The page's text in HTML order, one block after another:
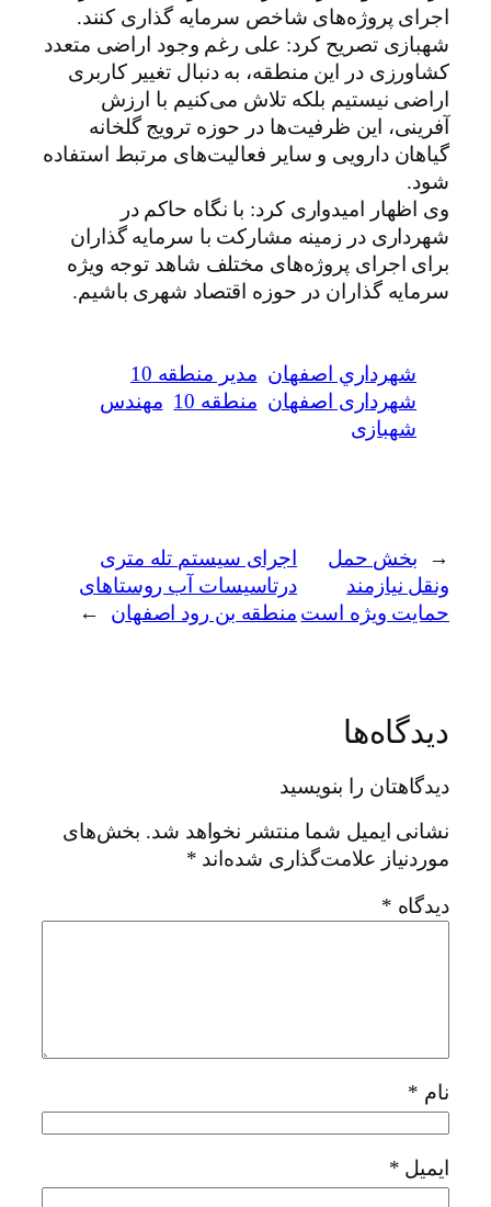
اجرای پروژه‌های شاخص سرمایه گذاری کنند.
شهبازی تصریح کرد: علی رغم وجود اراضی متعدد
کشاورزی در این منطقه، به دنبال تغییر کاربری
اراضی نیستیم بلکه تلاش می‌کنیم با ارزش
آفرینی، این ظرفیت‌ها در حوزه ترویج گلخانه
گیاهان دارویی و سایر فعالیت‌های مرتبط استفاده
شود.
وی اظهار امیدواری کرد: با نگاه حاکم در
شهرداری در زمینه مشارکت با سرمایه گذاران
برای اجرای پروژه‌های مختلف شاهد توجه ویژه
سرمایه گذاران در حوزه اقتصاد شهری باشیم.
شهرداري اصفهان
مدیر منطقه 10
شهرداری اصفهان منطقه 10
مهندس
شهبازی
←
بخش حمل
ونقل نیازمند
حمایت ویژه است
اجرای سیستم تله متری
درتاسیسات آب روستاهای
منطقه بن رود اصفهان
→
دیدگاه‌ها
دیدگاهتان را بنویسید
نشانی ایمیل شما منتشر نخواهد شد. بخش‌های
موردنیاز علامت‌گذاری شده‌اند *
دیدگاه *
نام *
ایمیل *